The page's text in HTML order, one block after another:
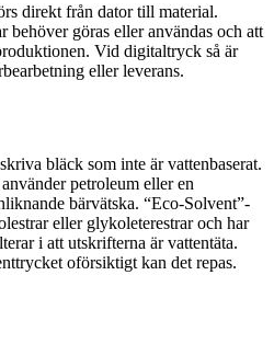
direkt från dator till material.
behöver göras eller användas och att
Vid digitaltryck så är
eller leverans.
bläck som inte är vattenbaserat.
petroleum eller en
bärvätska. “Eco-Solvent”-
eller glykoleterestrar och har
i att utskrifterna är vattentäta.
oförsiktigt kan det repas.